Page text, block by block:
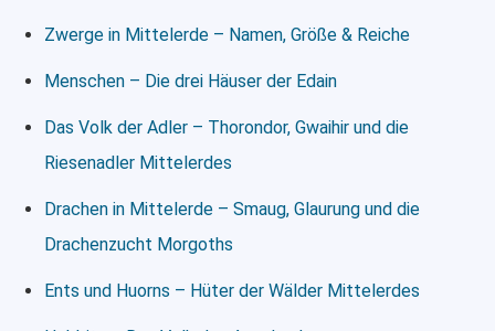
Zwerge in Mittelerde – Namen, Größe & Reiche
Menschen – Die drei Häuser der Edain
Das Volk der Adler – Thorondor, Gwaihir und die
Riesenadler Mittelerdes
Drachen in Mittelerde – Smaug, Glaurung und die
Drachenzucht Morgoths
Ents und Huorns – Hüter der Wälder Mittelerdes